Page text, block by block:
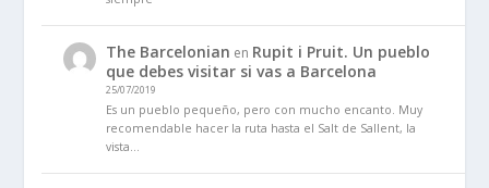
The Barcelonian en Rupit i Pruit. Un pueblo
que debes visitar si vas a Barcelona
25/07/2019
Es un pueblo pequeño, pero con mucho encanto. Muy
recomendable hacer la ruta hasta el Salt de Sallent, la
vista…